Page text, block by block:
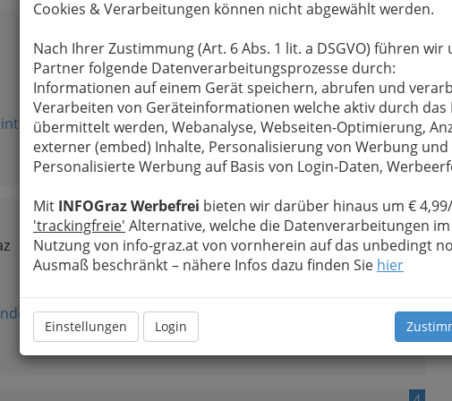
Cookies & Verarbeitungen können nicht abgewählt werden.
Nach Ihrer Zustimmung (Art. 6 Abs. 1 lit. a DSGVO) führen wir
Partner folgende Datenverarbeitungsprozesse durch:
Informationen auf einem Gerät speichern, abrufen und
Verarbeiten von Geräteinformationen welche aktiv durch das
übermittelt werden, Webanalyse, Webseiten-Optimierung,
externer (embed) Inhalte, Personalisierung von Werbung
Personalisierte Werbung auf Basis von Login-Daten,
Mit INFOGraz Werbefrei bieten wir darüber hinaus um €
'trackingfreie' Alternative, welche die Datenverarbeitungen
Nutzung von info-graz.at von vornherein auf das unbedingt
Ausmaß beschränkt – nähere Infos dazu finden Sie hier
Einstellungen Login
2
ändern
3